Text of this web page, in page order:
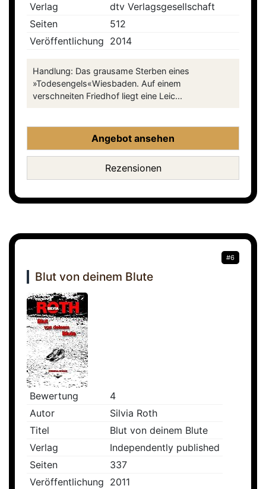
Verlag
dtv Verlagsgesellschaft
Seiten
512
Veröffentlichung 2014
Handlung: Das grausame Sterben eines
»Todesengels«Wiesbaden. Auf einem
verschneiten Friedhof liegt eine Leic...
Angebot ansehen
Rezensionen
#6
Blut von deinem Blute
Bewertung
4
Autor
Silvia Roth
Titel
Blut von deinem Blute
Verlag
Independently published
Seiten
337
Veröffentlichung 2011